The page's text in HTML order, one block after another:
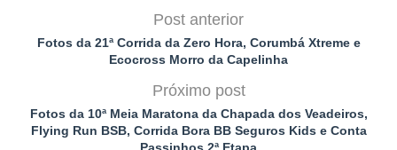
Post anterior
Fotos da 21ª Corrida da Zero Hora, Corumbá Xtreme e
Ecocross Morro da Capelinha
Próximo post
Fotos da 10ª Meia Maratona da Chapada dos Veadeiros,
Flying Run BSB, Corrida Bora BB Seguros Kids e Conta
Passinhos 2ª Etapa